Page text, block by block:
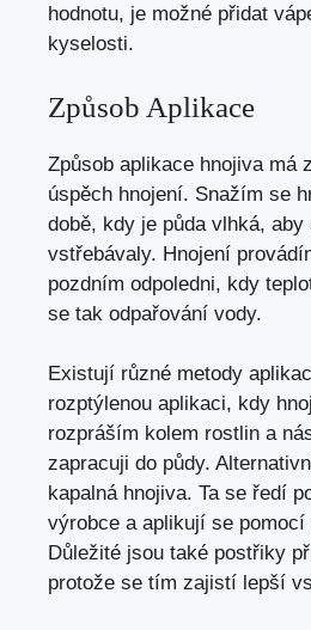
hodnotu, je možné přidat
kyselosti.
Způsob Aplikace
Způsob aplikace hnojiva má
úspěch hnojení. Snažím se
době, kdy je půda vlhká,
vstřebávaly. Hnojení
pozdním odpoledni, kdy
se tak odpařování vody.
Existují různé metody
rozptýlenou aplikaci, kdy
rozpráším kolem rostlin a
zapracuji do půdy.
kapalná hnojiva. Ta se ředí
výrobce a aplikují se pomocí
Důležité jsou také postřiky
protože se tím zajistí lepší